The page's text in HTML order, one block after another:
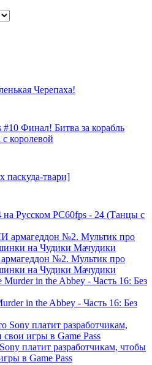
Черепаха!
Финал! Битва за корабль
королевой
паскуда-твари]
Русском PС60fps - 24 (Танцы с
№2. Мультик про
на Чудики Мачудики
in the Abbey - Часть 16: Без
платит разработчикам, чтобы
в Game Pass